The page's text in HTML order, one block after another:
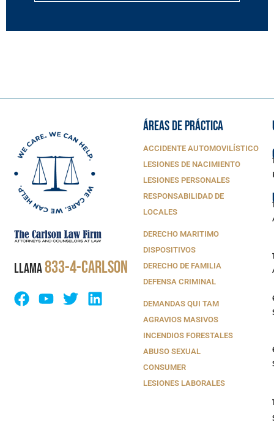
LLAMA833-4-CARLSON
ÁREAS DE PRÁCTICA
ACCIDENTE AUTOMOVILÍSTICO
LESIONES DE NACIMIENTO
LESIONES PERSONALES
RESPONSABILIDAD DE
LOCALES
DERECHO MARITIMO
DISPOSITIVOS
DERECHO DE FAMILIA
DEFENSA CRIMINAL
DEMANDAS QUI TAM
AGRAVIOS MASIVOS
INCENDIOS FORESTALES
ABUSO SEXUAL
CONSUMER
LESIONES LABORALES